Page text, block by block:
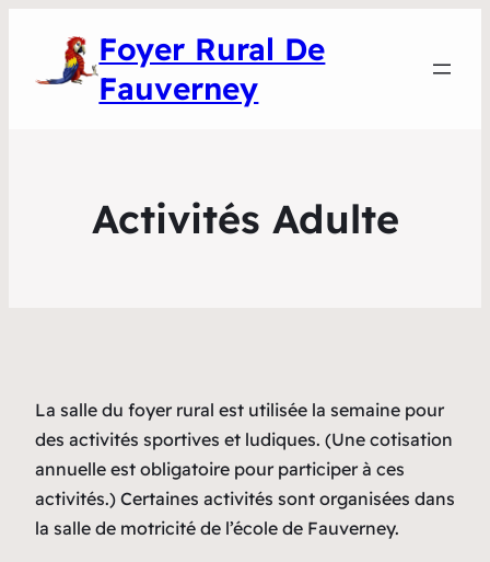
Foyer Rural De
Fauverney
Activités Adulte
La salle du foyer rural est utilisée la semaine pour
des activités sportives et ludiques. (Une cotisation
annuelle est obligatoire pour participer à ces
activités.) Certaines activités sont organisées dans
la salle de motricité de l’école de Fauverney.